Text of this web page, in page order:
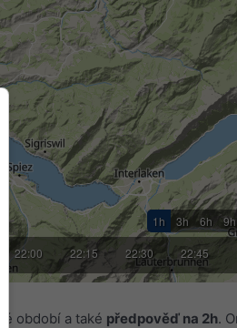
1h 3h 6h 9h
22:00 22:15 22:30 22:45
období a také předpověď na 2h.